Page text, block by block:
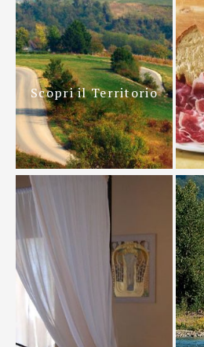
Scopri il Territorio